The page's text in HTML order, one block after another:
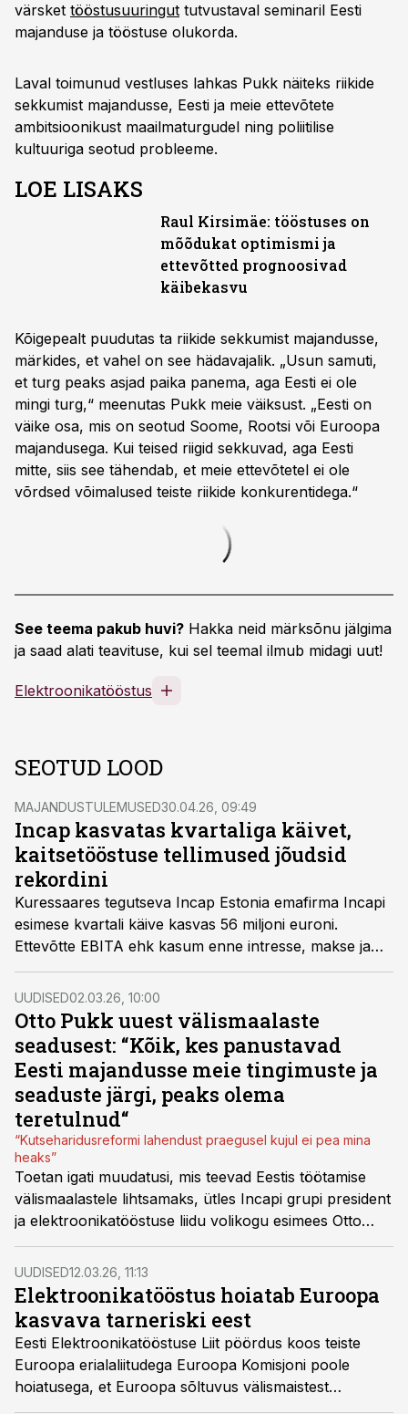
värsket tööstusuuringut tutvustaval seminaril Eesti
majanduse ja tööstuse olukorda.
Laval toimunud vestluses lahkas Pukk näiteks riikide
sekkumist majandusse, Eesti ja meie ettevõtete
ambitsioonikust maailmaturgudel ning poliitilise
kultuuriga seotud probleeme.
LOE LISAKS
Raul Kirsimäe: tööstuses on
mõõdukat optimismi ja
ettevõtted prognoosivad
käibekasvu
Kõigepealt puudutas ta riikide sekkumist majandusse,
märkides, et vahel on see hädavajalik. „Usun samuti,
et turg peaks asjad paika panema, aga Eesti ei ole
mingi turg,“ meenutas Pukk meie väiksust. „Eesti on
väike osa, mis on seotud Soome, Rootsi või Euroopa
majandusega. Kui teised riigid sekkuvad, aga Eesti
mitte, siis see tähendab, et meie ettevõtetel ei ole
võrdsed võimalused teiste riikide konkurentidega.“
See teema pakub huvi? Hakka neid märksõnu jälgima
ja saad alati teavituse, kui sel teemal ilmub midagi uut!
Elektroonikatööstus
SEOTUD LOOD
MAJANDUSTULEMUSED30.04.26, 09:49
Incap kasvatas kvartaliga käivet,
kaitsetööstuse tellimused jõudsid
rekordini
Kuressaares tegutseva Incap Estonia emafirma Incapi
esimese kvartali käive kasvas 56 miljoni euroni.
Ettevõtte EBITA ehk kasum enne intresse, makse ja
amortisatsiooni oli 5,2 miljonit eurot, mis moodustas
käibest 9,2%.
UUDISED02.03.26, 10:00
Otto Pukk uuest välismaalaste
seadusest: “Kõik, kes panustavad
Eesti majandusse meie tingimuste ja
seaduste järgi, peaks olema
teretulnud“
“Kutseharidusreformi lahendust praegusel kujul ei pea mina
heaks”
Toetan igati muudatusi, mis teevad Eestis töötamise
välismaalastele lihtsamaks, ütles Incapi grupi president
ja elektroonikatööstuse liidu volikogu esimees Otto
Pukk.
UUDISED12.03.26, 11:13
Elektroonikatööstus hoiatab Euroopa
kasvava tarneriski eest
Eesti Elektroonikatööstuse Liit pöördus koos teiste
Euroopa erialaliitudega Euroopa Komisjoni poole
hoiatusega, et Euroopa sõltuvus välismaistest
elektroonikatarnijatest süveneb. Liitude hinnangul